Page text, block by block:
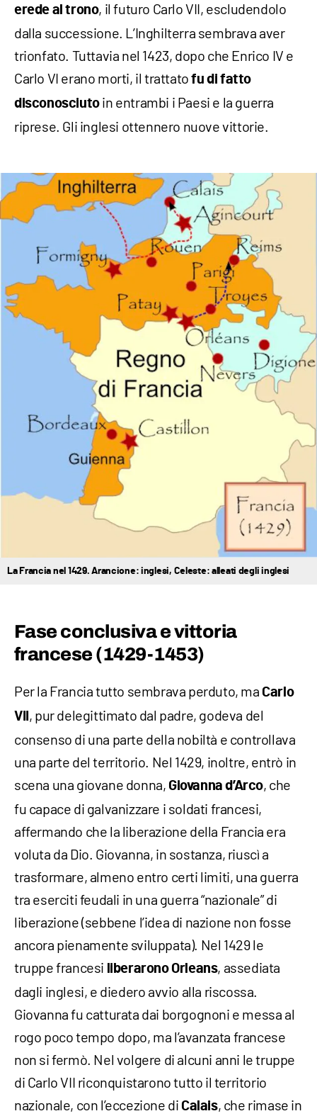
erede al trono, il futuro Carlo VII, escludendolo
dalla successione. L’Inghilterra sembrava aver
trionfato. Tuttavia nel 1423, dopo che Enrico IV e
Carlo VI erano morti, il trattatofu di fatto
disconosciutoin entrambi i Paesi e la guerra
riprese. Gli inglesi ottennero nuove vittorie.
La Francia nel 1429. Arancione: inglesi, Celeste: alleati degli inglesi
Fase conclusiva e vittoria
francese (1429-1453)
Per la Francia tutto sembrava perduto, ma Carlo
VII , pur delegittimato dal padre, godeva del
consenso di una parte della nobiltà e controllava
una parte del territorio. Nel 1429, inoltre, entrò in
scena una giovane donna, Giovanna d’Arco, che
fu capace di galvanizzare i soldati francesi,
affermando che la liberazione della Francia era
voluta da Dio. Giovanna, in sostanza, riuscì a
trasformare, almeno entro certi limiti, una guerra
tra eserciti feudali in una guerra “nazionale” di
liberazione (sebbene l’idea di nazione non fosse
ancora pienamente sviluppata). Nel 1429 le
truppe francesi liberarono Orleans, assediata
dagli inglesi, e diedero avvio alla riscossa.
Giovanna fu catturata dai borgognoni e messa al
rogo poco tempo dopo, ma l’avanzata francese
non si fermò. Nel volgere di alcuni anni le truppe
di Carlo VII riconquistarono tutto il territorio
nazionale, con l’eccezione di Calais, che rimase in